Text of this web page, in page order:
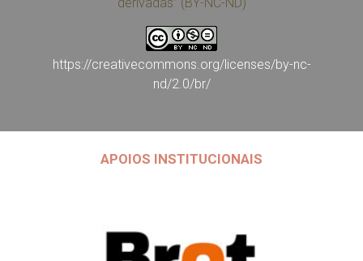
derivadas” (BY-NC-ND)
https://creativecommons.org/licenses/by-nc-
nd/2.0/br/
APOIOS INSTITUCIONAIS